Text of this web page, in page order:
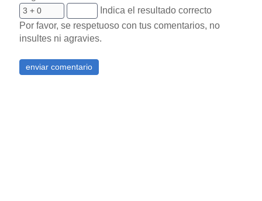
Indica el resultado correcto
Por favor, se respetuoso con tus comentarios, no
insultes ni agravies.